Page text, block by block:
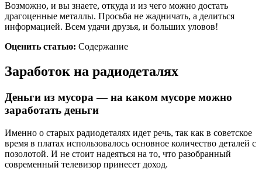
Возможно, и вы знаете, откуда и из чего можно достать
драгоценные металлы. Просьба не жадничать, а делиться
информацией. Всем удачи друзья, и больших уловов!
Оценить статью: Содержание
Заработок на радиодеталях
Деньги из мусора — на каком мусоре можно
заработать деньги
Именно о старых радиодеталях идет речь, так как в советское
время в платах использовалось основное количество деталей с
позолотой. И не стоит надеяться на то, что разобранный
современный телевизор принесет доход.